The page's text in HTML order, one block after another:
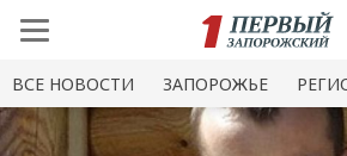
ВСЕ НОВОСТИ ЗАПОРОЖЬЕ